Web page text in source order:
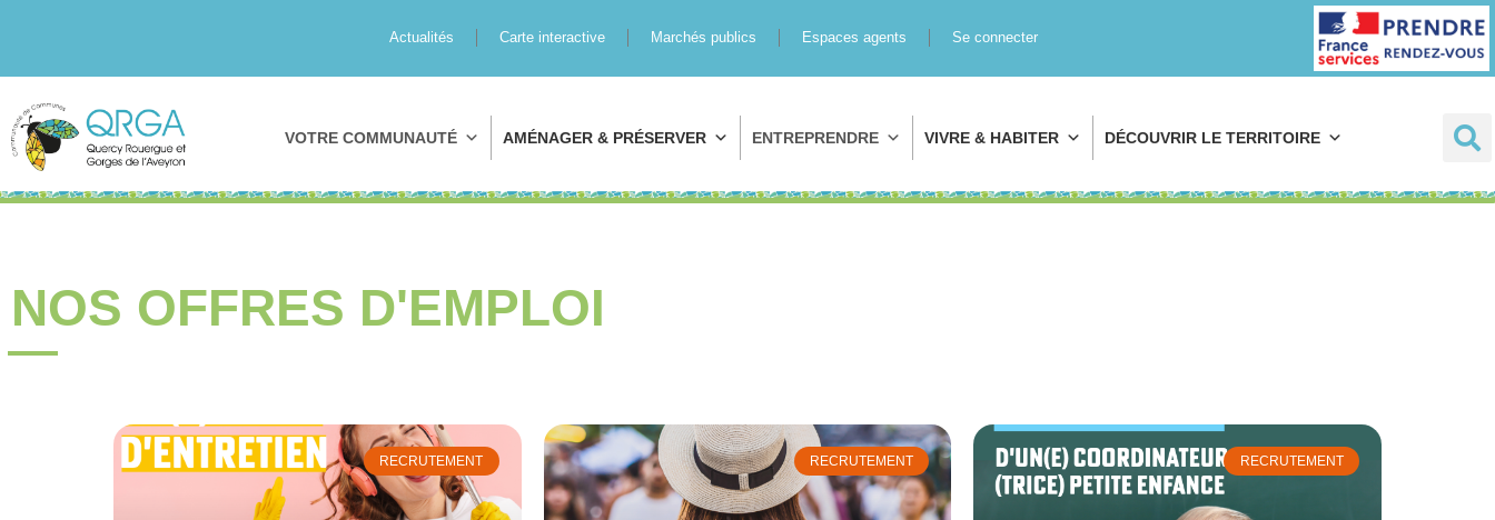
Actualités Carte interactive Marchés publics Espaces agents Se connecter
Prendre rendez-
vous
VOTRE COMMUNAUTÉ AMÉNAGER & PRÉSERVER ENTREPRENDRE VIVRE & HABITER DÉCOUVRIR LE TERRITOIRE
NOS OFFRES D'EMPLOI
RECRUTEMENT RECRUTEMENT RECRUTEMENT